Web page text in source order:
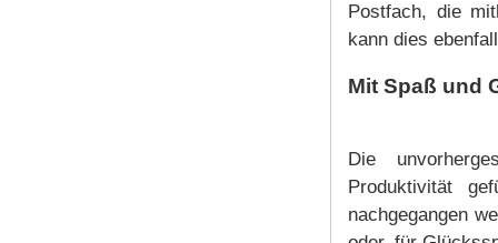
Postfach, die
kann dies
Mit Spaß und
Die
Produktivität
nachgegangen